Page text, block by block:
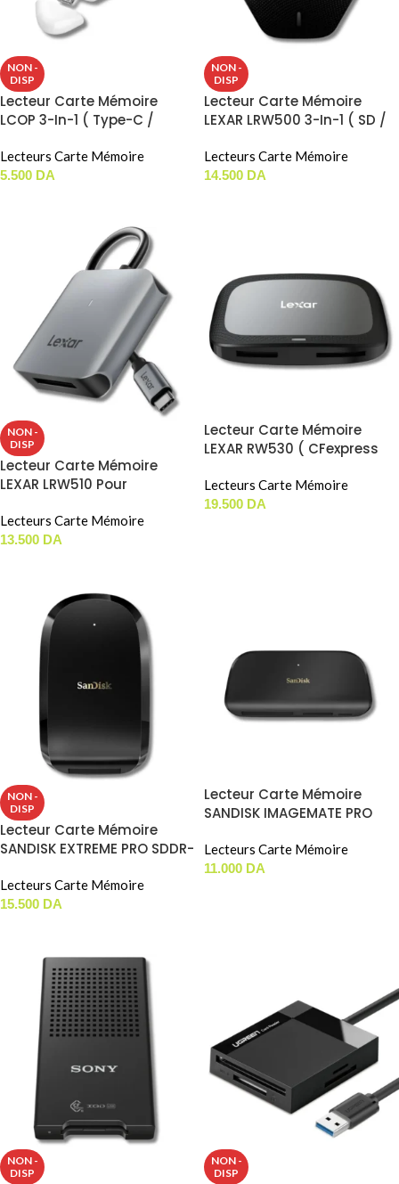
NON -
DISP
Lecteur Carte Mémoire
LCOP 3-In-1 ( Type-C /
/ MicroSD )
Lecteurs Carte Mémoire
5.500 DA
NON -
DISP
Lecteur Carte Mémoire
LEXAR LRW500 3-In-1 ( SD /
Lecteurs Carte Mémoire
14.500 DA
NON -
DISP
Lecteur Carte Mémoire
LEXAR LRW510 Pour
Lecteurs Carte Mémoire
13.500 DA
Lecteur Carte Mémoire
LEXAR RW530 ( CFexpress
Lecteurs Carte Mémoire
19.500 DA
NON -
DISP
Lecteur Carte Mémoire
SANDISK EXTREME PRO SDDR-
Lecteurs Carte Mémoire
15.500 DA
Lecteur Carte Mémoire
SANDISK IMAGEMATE PRO
/ CompactFlash ) ( SDDR-
A631 )
Lecteurs Carte Mémoire
11.000 DA
NON -
DISP
NON -
DISP